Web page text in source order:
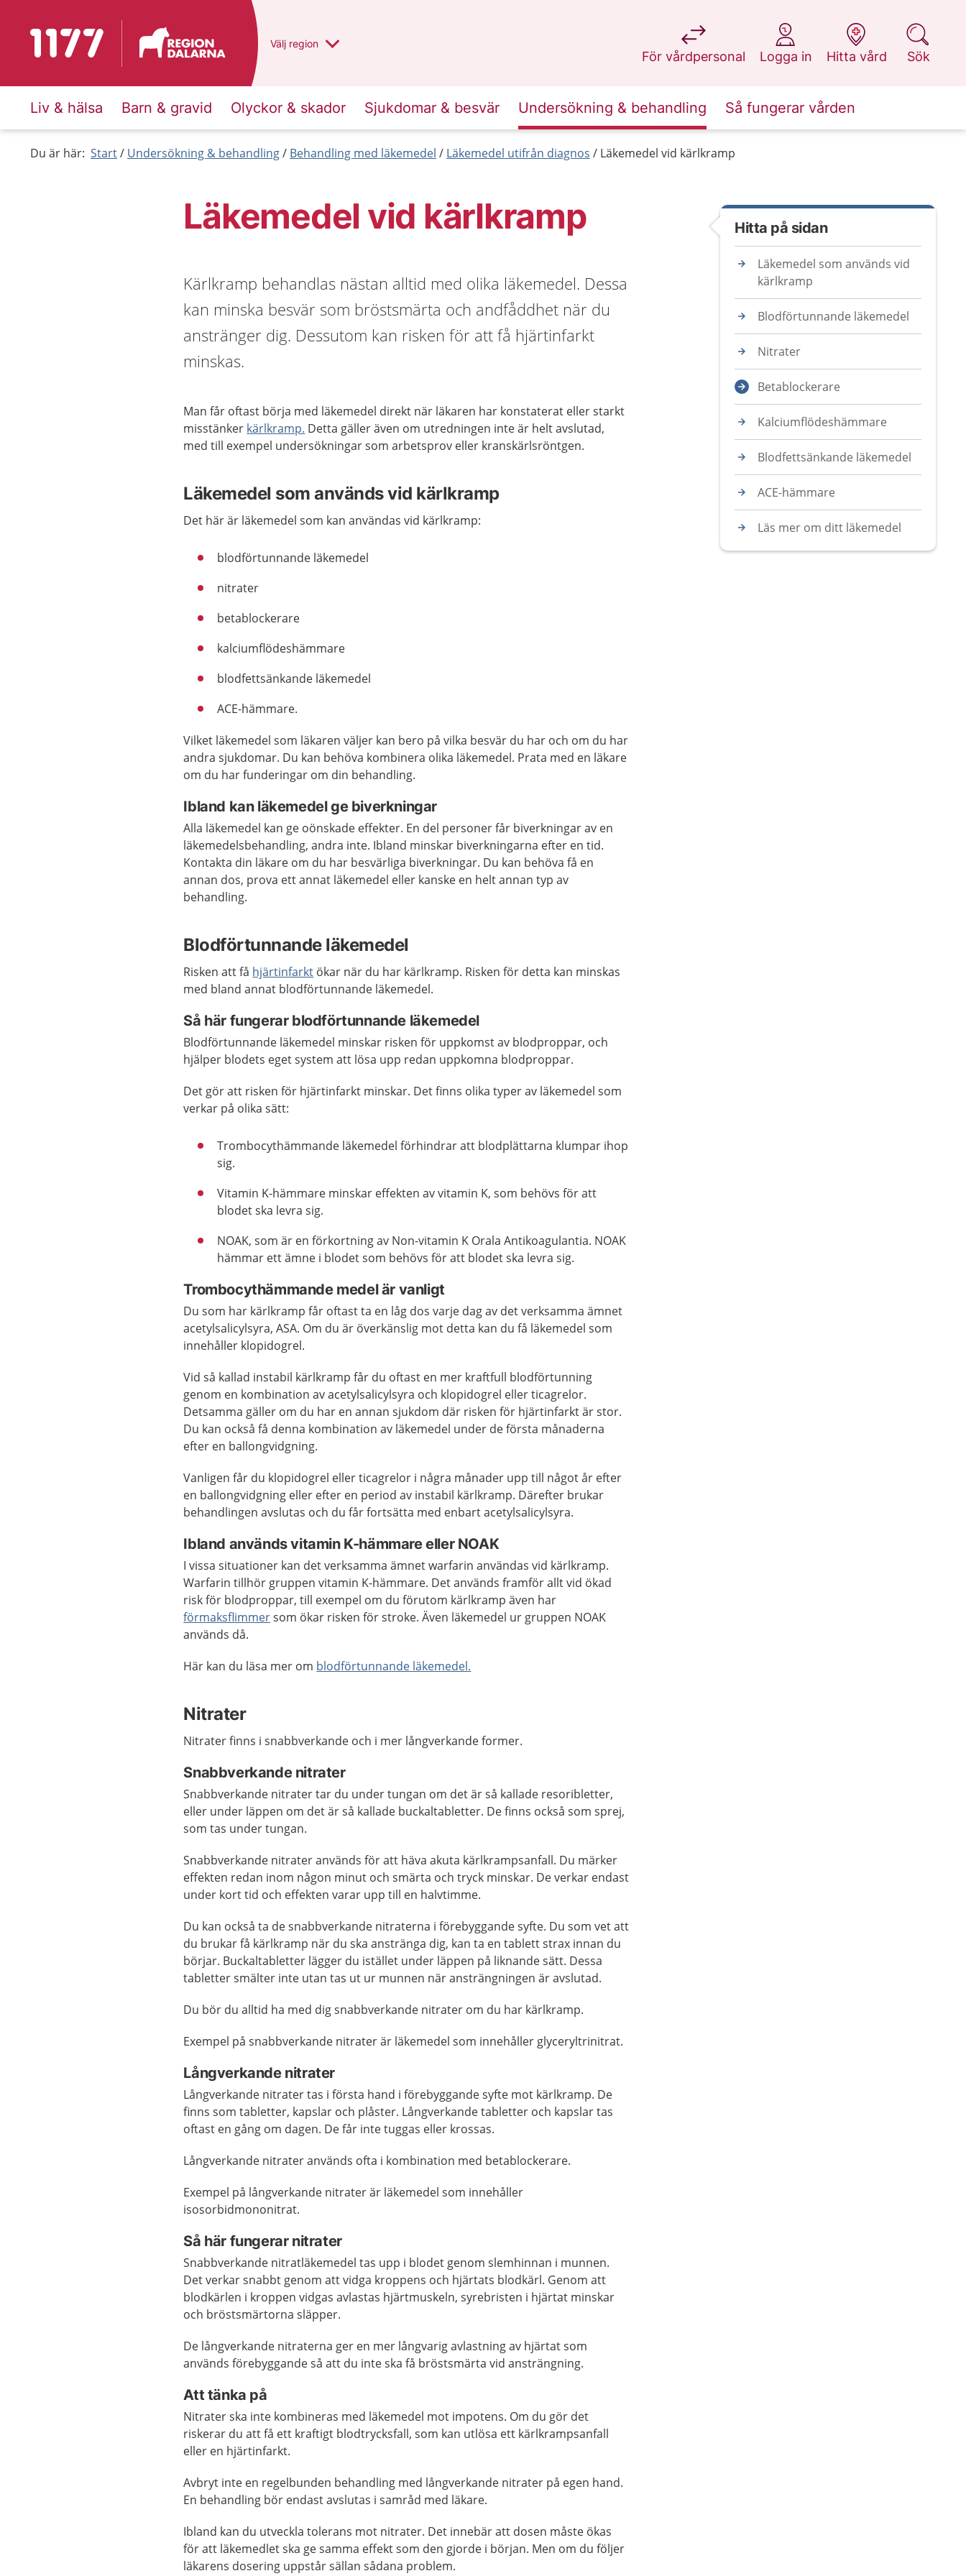
Till startsidan för 1177 Du har valt region
Välj en annan
region
För vårdpersonal
på 1177.se
Logga in
på 1177.se
Hitta vård
på 1177.se
Sök
på 1177.se
Liv & hälsa Barn & gravid Olyckor & skador Sjukdomar & besvär Undersökning & behandling Så fungerar vården
Du är här: Start Undersökning & behandling Behandling med läkemedel Läkemedel utifrån diagnos Läkemedel vid kärlkramp
Läkemedel vid kärlkramp
Kärlkramp behandlas nästan alltid med olika läkemedel. Dessa
kan minska besvär som bröstsmärta och andfåddhet när du
anstränger dig. Dessutom kan risken för att få hjärtinfarkt
minskas.
Man får oftast börja med läkemedel direkt när läkaren har konstaterat eller starkt
misstänker kärlkramp. Detta gäller även om utredningen inte är helt avslutad,
med till exempel undersökningar som arbetsprov eller kranskärlsröntgen.
Läkemedel som används vid kärlkramp
Det här är läkemedel som kan användas vid kärlkramp:
blodförtunnande läkemedel
nitrater
betablockerare
kalciumflödeshämmare
blodfettsänkande läkemedel
ACE-hämmare.
Vilket läkemedel som läkaren väljer kan bero på vilka besvär du har och om du har
andra sjukdomar. Du kan behöva kombinera olika läkemedel. Prata med en läkare
om du har funderingar om din behandling.
Ibland kan läkemedel ge biverkningar
Alla läkemedel kan ge oönskade effekter. En del personer får biverkningar av en
läkemedelsbehandling, andra inte. Ibland minskar biverkningarna efter en tid.
Kontakta din läkare om du har besvärliga biverkningar. Du kan behöva få en
annan dos, prova ett annat läkemedel eller kanske en helt annan typ av
behandling.
Blodförtunnande läkemedel
Risken att få hjärtinfarkt ökar när du har kärlkramp. Risken för detta kan minskas
med bland annat blodförtunnande läkemedel.
Så här fungerar blodförtunnande läkemedel
Blodförtunnande läkemedel minskar risken för uppkomst av blodproppar, och
hjälper blodets eget system att lösa upp redan uppkomna blodproppar.
Det gör att risken för hjärtinfarkt minskar. Det finns olika typer av läkemedel som
verkar på olika sätt:
Trombocythämmande läkemedel förhindrar att blodplättarna klumpar ihop
sig.
Vitamin K-hämmare minskar effekten av vitamin K, som behövs för att
blodet ska levra sig.
NOAK, som är en förkortning av Non-vitamin K Orala Antikoagulantia. NOAK
hämmar ett ämne i blodet som behövs för att blodet ska levra sig.
Trombocythämmande medel är vanligt
Du som har kärlkramp får oftast ta en låg dos varje dag av det verksamma ämnet
acetylsalicylsyra, ASA. Om du är överkänslig mot detta kan du få läkemedel som
innehåller klopidogrel.
Vid så kallad instabil kärlkramp får du oftast en mer kraftfull blodförtunning
genom en kombination av acetylsalicylsyra och klopidogrel eller ticagrelor.
Detsamma gäller om du har en annan sjukdom där risken för hjärtinfarkt är stor.
Du kan också få denna kombination av läkemedel under de första månaderna
efter en ballongvidgning.
Vanligen får du klopidogrel eller ticagrelor i några månader upp till något år efter
en ballongvidgning eller efter en period av instabil kärlkramp. Därefter brukar
behandlingen avslutas och du får fortsätta med enbart acetylsalicylsyra.
Ibland används vitamin K-hämmare eller NOAK
I vissa situationer kan det verksamma ämnet warfarin användas vid kärlkramp.
Warfarin tillhör gruppen vitamin K-hämmare. Det används framför allt vid ökad
risk för blodproppar, till exempel om du förutom kärlkramp även har
förmaksflimmersom ökar risken för stroke. Även läkemedel ur gruppen NOAK
används då.
Här kan du läsa mer om blodförtunnande läkemedel.
Nitrater
Nitrater finns i snabbverkande och i mer långverkande former.
Snabbverkande nitrater
Snabbverkande nitrater tar du under tungan om det är så kallade resoribletter,
eller under läppen om det är så kallade buckaltabletter. De finns också som sprej,
som tas under tungan.
Snabbverkande nitrater används för att häva akuta kärlkrampsanfall. Du märker
effekten redan inom någon minut och smärta och tryck minskar. De verkar endast
under kort tid och effekten varar upp till en halvtimme.
Du kan också ta de snabbverkande nitraterna i förebyggande syfte. Du som vet att
du brukar få kärlkramp när du ska anstränga dig, kan ta en tablett strax innan du
börjar. Buckaltabletter lägger du istället under läppen på liknande sätt. Dessa
tabletter smälter inte utan tas ut ur munnen när ansträngningen är avslutad.
Du bör du alltid ha med dig snabbverkande nitrater om du har kärlkramp.
Exempel på snabbverkande nitrater är läkemedel som innehåller glyceryltrinitrat.
Långverkande nitrater
Långverkande nitrater tas i första hand i förebyggande syfte mot kärlkramp. De
finns som tabletter, kapslar och plåster. Långverkande tabletter och kapslar tas
oftast en gång om dagen. De får inte tuggas eller krossas.
Långverkande nitrater används ofta i kombination med betablockerare.
Exempel på långverkande nitrater är läkemedel som innehåller
isosorbidmononitrat.
Så här fungerar nitrater
Snabbverkande nitratläkemedel tas upp i blodet genom slemhinnan i munnen.
Det verkar snabbt genom att vidga kroppens och hjärtats blodkärl. Genom att
blodkärlen i kroppen vidgas avlastas hjärtmuskeln, syrebristen i hjärtat minskar
och bröstsmärtorna släpper.
De långverkande nitraterna ger en mer långvarig avlastning av hjärtat som
används förebyggande så att du inte ska få bröstsmärta vid ansträngning.
Att tänka på
Nitrater ska inte kombineras med läkemedel mot impotens. Om du gör det
riskerar du att få ett kraftigt blodtrycksfall, som kan utlösa ett kärlkrampsanfall
eller en hjärtinfarkt.
Avbryt inte en regelbunden behandling med långverkande nitrater på egen hand.
En behandling bör endast avslutas i samråd med läkare.
Ibland kan du utveckla tolerans mot nitrater. Det innebär att dosen måste ökas
för att läkemedlet ska ge samma effekt som den gjorde i början. Men om du följer
läkarens dosering uppstår sällan sådana problem.
Hitta på sidan
Läkemedel som används vid
kärlkramp
Blodförtunnande läkemedel
Nitrater
Betablockerare
Kalciumflödeshämmare
Blodfettsänkande läkemedel
ACE-hämmare
Läs mer om ditt läkemedel